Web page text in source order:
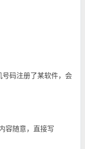
码注册了某软件，会
容随意，直接写